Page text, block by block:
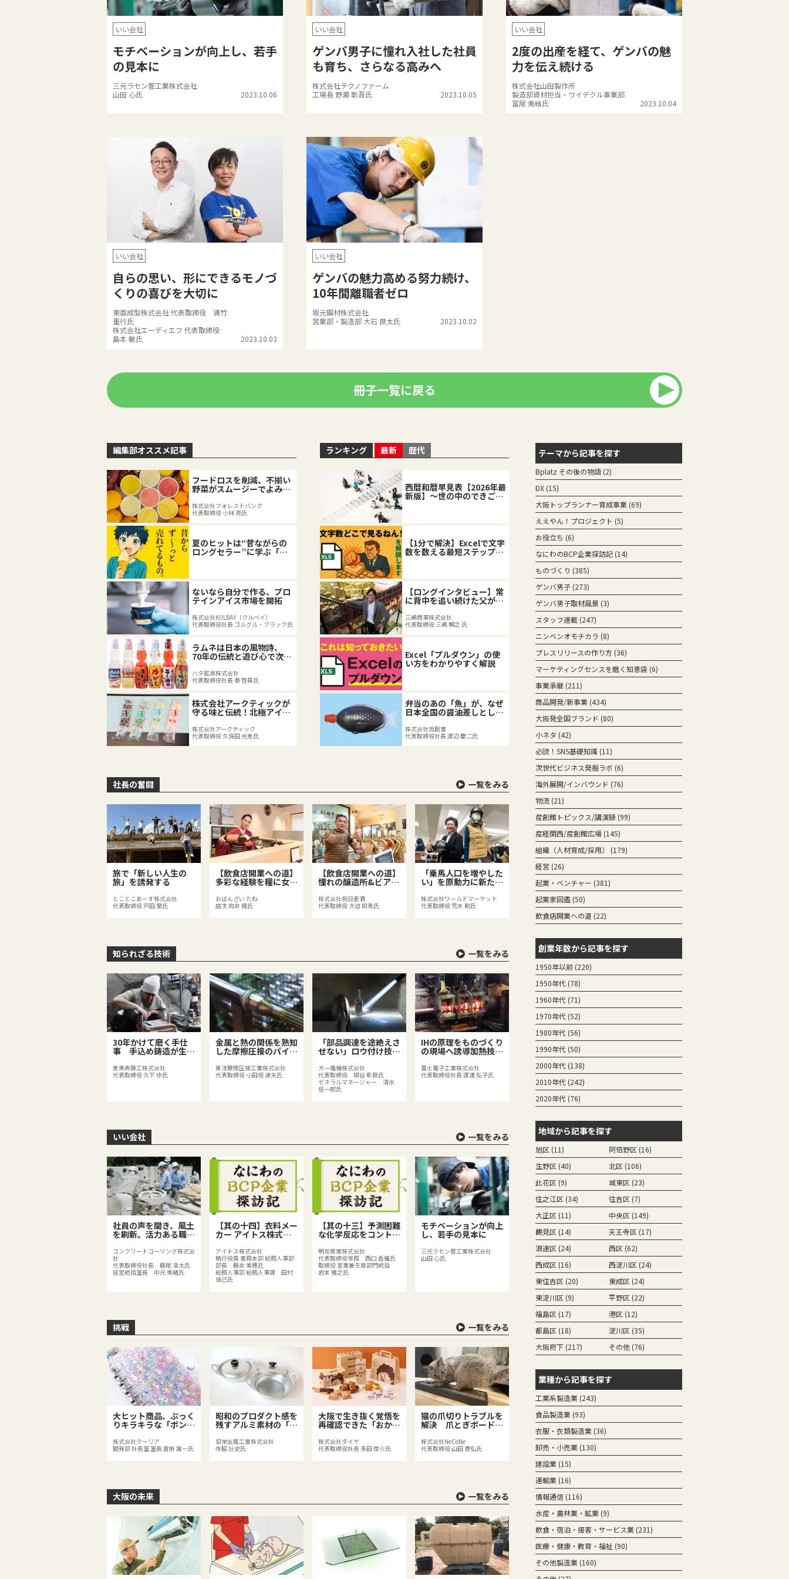
いい会社
モチベーションが向上し、若手
の見本に
三元ラセン管工業株式会社
山田 心氏
2023.10.06
いい会社
ゲンバ男子に憧れ入社した社員
も育ち、さらなる高みへ
株式会社テクノファーム
工場長 野瀬 彰吾氏
2023.10.05
いい会社
2度の出産を経て、ゲンバの魅
力を伝え続ける
株式会社山田製作所
製造部資材担当・ワイデクル事業部
冨尾 美結氏
2023.10.04
いい会社
自らの思い、形にできるモノづ
くりの喜びを大切に
東亜成型株式会社 代表取締役 浦竹
重行氏
株式会社エーディエフ 代表取締役
島本 敏氏
2023.10.03
いい会社
ゲンバの魅力高める努力続け、
10年間離職者ゼロ
坂元鋼材株式会社
営業部・製造部 大石 良太氏
2023.10.02
冊子一覧に戻る
編集部オススメ記事
フードロスを削減、不揃い
野菜がスムージーでよみが
株式会社フォレストバンク
代表取締役 小林 亮氏
夏のヒットは“昔ながらの
ロングセラー”に学ぶ「当
ないなら自分で作る、プロ
テインアイス市場を開拓
株式会社KULBAY（クルベイ）
代表取締役社長 ゴルグル・ブラック氏
ラムネは日本の風物詩、
70年の伝統と遊び心で次世
ハタ鉱泉株式会社
代表取締役社長 秦 啓員氏
株式会社アークティックが
守る味と伝統！北極アイス
キャンデーの74年の軌跡
株式会社アークティック
代表取締役 久保田 光恵氏
ランキング 最新 歴代
西暦和暦早見表【2026年最
新版】～世の中のできごと
を復習しながら～
【1分で解決】Excelで文字
数を数える最短ステップと
【ロングインタビュー】常
に背中を追い続けた父が突
づくり。
三嶋商事株式会社
代表取締役 三嶋 賴之 氏
Excel「プルダウン」の使
い方をわかりやすく解説
弁当のあの「魚」が、なぜ
日本全国の醤油差しとして
株式会社旭創業
代表取締役社長 渡辺 慶二氏
社長の奮闘 一覧をみる
旅で「新しい人生の
旅」を誘発する
とことこあーす株式会社
代表取締役 戸田 愛氏
【飲食店開業への道】
多彩な経験を糧に女将
がつくる足を運ぶ価値
のある料理店
おばんざい たね
店主 向井 綾氏
【飲食店開業への道】
憧れの醸造所&ビアバ
ーと地元商店街の活性
化に挑戦
株式会社祝日麦酒
代表取締役 大迫 和秀氏
「乗馬人口を増やした
い」を原動力に新たな
価値づくりに挑み続け
る
株式会社ワールドマーケット
代表取締役 荒木 剛氏
知られざる技術 一覧をみる
30年かけて磨く手仕
事 手込め鋳造が生み
恵美寿鋳工株式会社
代表取締役 久下 歩氏
金属と熱の関係を熟知
した摩擦圧接のパイオ
東洋摩擦圧接工業株式会社
代表取締役 小田垣 達夫氏
「部品調達を途絶えさ
せない」ロウ付け技術
で製造業を支える
大一電機株式会社
代表取締役 紺谷 彰良氏
ゼネラルマネージャー 清水
信一郎氏
IHの原理をものづくり
の現場へ誘導加熱技術
で品質向上を支える
富士電子工業株式会社
代表取締役社長 渡邊 弘子氏
いい会社 一覧をみる
社員の声を聞き、風土
を刷新。活力ある職場
がイノベーションを生
む！
コンクリートコーリング株式会
社
代表取締役社長 藤尾 浩太氏
経営統括室長 中元 美緒氏
【其の十四】衣料メー
カー アイトス株式会
社のBCPは生産体制の
分散化、BCPの取り組
みで既存のリスク対策
を強化
アイトス株式会社
執行役員 業務本部 総務人事部
部長 藤井 美穂氏
総務人事部 総務人事課 田村
佳己氏
【其の十三】予測困難
な化学反応をコントロ
ールする、化学品メー
カーならではのリスク
とは？
明友産業株式会社
代表取締役常務 西口 香織氏
取締役 営業兼生産部門統括
岩本 雅之氏
モチベーションが向上
し、若手の見本に
三元ラセン管工業株式会社
山田 心氏
挑戦 一覧をみる
大ヒット商品、ぷっく
りキラキラな「ボンボ
ンドロップシール」
株式会社クーリア
開発部 社長室 室長 倉掛 誠一氏
昭和のプロダクト感を
残すアルミ素材の「一
協栄金属工業株式会社
寺脇 壮史氏
大阪で生き抜く覚悟を
再確認できた「おかん
パン」
株式会社ダイヤ
代表取締役社長 多田 俊介氏
猫の爪切りトラブルを
解決 爪とぎボード
「bibi Nyan」
株式会社NeCoNe
代表取締役 山田 貴弘氏
大阪の未来 一覧をみる
テーマから記事を探す
Bplatz その後の物語 (2)
DX (15)
⼤阪トップランナー育成事業 (69)
ええやん！プロジェクト (5)
お役立ち (6)
なにわのBCP企業探訪記 (14)
ものづくり (385)
ゲンバ男子 (273)
ゲンバ男子取材風景 (3)
スタッフ連載 (247)
ニンベンオモチカラ (8)
プレスリリースの作り方 (36)
マーケティングセンスを磨く知恵袋 (6)
事業承継 (211)
商品開発/新事業 (434)
大阪発全国ブランド (80)
小ネタ (42)
必読！SNS基礎知識 (11)
次世代ビジネス発掘ラボ (6)
海外展開/インバウンド (76)
物流 (21)
産創館トピックス/講演録 (99)
産経関西/産創館広場 (145)
組織（人材育成/採用） (179)
経営 (26)
起業・ベンチャー (381)
起業家図鑑 (50)
飲食店開業への道 (22)
創業年数から記事を探す
1950年以前 (220)
1950年代 (78)
1960年代 (71)
1970年代 (52)
1980年代 (56)
1990年代 (50)
2000年代 (138)
2010年代 (242)
2020年代 (76)
地域から記事を探す
旭区 (11)
阿倍野区 (16)
生野区 (40)
北区 (106)
此花区 (9)
城東区 (23)
住之江区 (34)
住吉区 (7)
大正区 (11)
中央区 (149)
鶴見区 (14)
天王寺区 (17)
浪速区 (24)
西区 (62)
西成区 (16)
西淀川区 (24)
東住吉区 (20)
東成区 (24)
東淀川区 (9)
平野区 (22)
福島区 (17)
港区 (12)
都島区 (18)
淀川区 (35)
大阪府下 (217)
その他 (76)
業種から記事を探す
工業系製造業 (243)
食品製造業 (93)
衣服・衣類製造業 (36)
卸売・小売業 (130)
建設業 (15)
運輸業 (16)
情報通信 (116)
水産・農林業・鉱業 (9)
飲食・宿泊・接客・サービス業 (231)
医療・健康・教育・福祉 (90)
その他製造業 (160)